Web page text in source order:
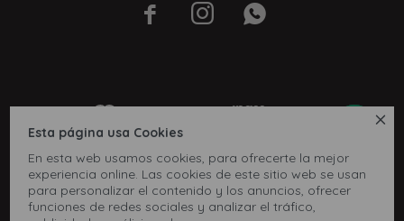

Esta página usa Cookies
En esta web usamos cookies, para ofrecerte la mejor
experiencia online. Las cookies de este sitio web se usan
para personalizar el contenido y los anuncios, ofrecer
funciones de redes sociales y analizar el tráfico,
  